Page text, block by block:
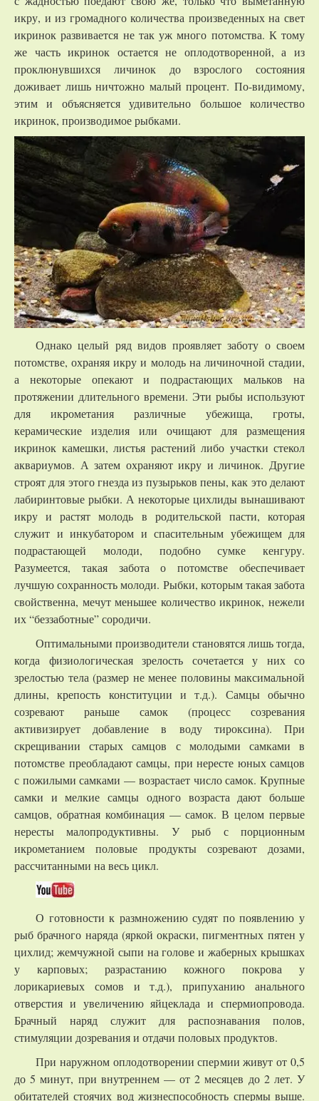
икру, и из громадного количества произведенных на свет
икринок развивается не так уж много потомства. К тому
же часть икринок остается не оплодотворенной, а из
проклюнувшихся личинок до взрослого состояния
доживает лишь ничтожно малый процент. По-видимому,
этим и объясняется удивительно большое количество
икринок, производимое рыбками.
Однако целый ряд видов проявляет заботу о своем
потомстве, охраняя икру и молодь на личиночной стадии,
а некоторые опекают и подрастающих мальков на
протяжении длительного времени. Эти рыбы используют
для икрометания различные убежища, гроты,
керамические изделия или очищают для размещения
икринок камешки, листья растений либо участки стекол
аквариумов. А затем охраняют икру и личинок. Другие
строят для этого гнезда из пузырьков пены, как это делают
лабиринтовые рыбки. А некоторые цихлиды вынашивают
икру и растят молодь в родительской пасти, которая
служит и инкубатором и спасительным убежищем для
подрастающей молоди, подобно сумке кенгуру.
Разумеется, такая забота о потомстве обеспечивает
лучшую сохранность молоди. Рыбки, которым такая забота
свойственна, мечут меньшее количество икринок, нежели
их “беззаботные” сородичи.
Оптимальными производители становятся лишь тогда,
когда физиологическая зрелость сочетается у них со
зрелостью тела (размер не менее половины максимальной
длины, крепость конституции и т.д.). Самцы обычно
созревают раньше самок (процесс созревания
активизирует добавление в воду тироксина). При
скрещивании старых самцов с молодыми самками в
потомстве преобладают самцы, при нересте юных самцов
с пожилыми самками — возрастает число самок. Крупные
самки и мелкие самцы одного возраста дают больше
самцов, обратная комбинация — самок. В целом первые
нересты малопродуктивны. У рыб с порционным
икрометанием половые продукты созревают дозами,
рассчитанными на весь цикл.
О готовности к размножению судят по появлению у
рыб брачного наряда (яркой окраски, пигментных пятен у
цихлид; жемчужной сыпи на голове и жаберных крышках
у карповых; разрастанию кожного покрова у
лорикариевых сомов и т.д.), припуханию анального
отверстия и увеличению яйцеклада и спермиопровода.
Брачный наряд служит для распознавания полов,
стимуляции дозревания и отдачи половых продуктов.
При наружном оплодотворении спермии живут от 0,5
до 5 минут, при внутреннем — от 2 месяцев до 2 лет. У
обитателей стоячих вод жизнеспособность спермы выше.